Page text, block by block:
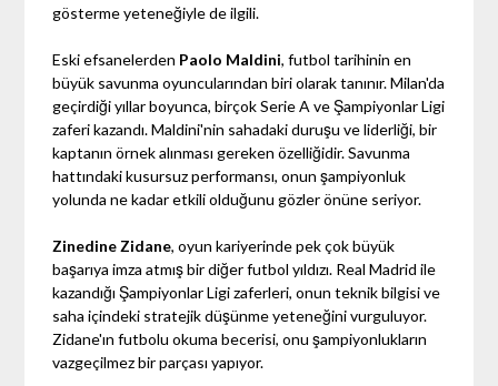
gösterme yeteneğiyle de ilgili.
Eski efsanelerden Paolo Maldini, futbol tarihinin en
büyük savunma oyuncularından biri olarak tanınır. Milan'da
geçirdiği yıllar boyunca, birçok Serie A ve Şampiyonlar Ligi
zaferi kazandı. Maldini'nin sahadaki duruşu ve liderliği, bir
kaptanın örnek alınması gereken özelliğidir. Savunma
hattındaki kusursuz performansı, onun şampiyonluk
yolunda ne kadar etkili olduğunu gözler önüne seriyor.
Zinedine Zidane, oyun kariyerinde pek çok büyük
başarıya imza atmış bir diğer futbol yıldızı. Real Madrid ile
kazandığı Şampiyonlar Ligi zaferleri, onun teknik bilgisi ve
saha içindeki stratejik düşünme yeteneğini vurguluyor.
Zidane'ın futbolu okuma becerisi, onu şampiyonlukların
vazgeçilmez bir parçası yapıyor.